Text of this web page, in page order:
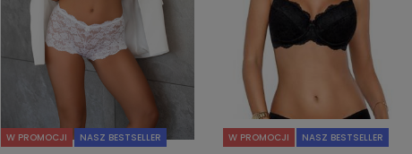
W PROMOCJI NASZ BESTSELLER W PROMOCJI NASZ BESTSELLER